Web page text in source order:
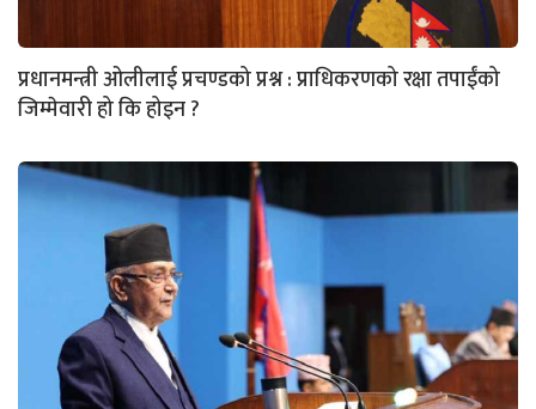
प्रधानमन्त्री ओलीलाई प्रचण्डको प्रश्न : प्राधिकरणको रक्षा तपाईंको
जिम्मेवारी हो कि होइन ?